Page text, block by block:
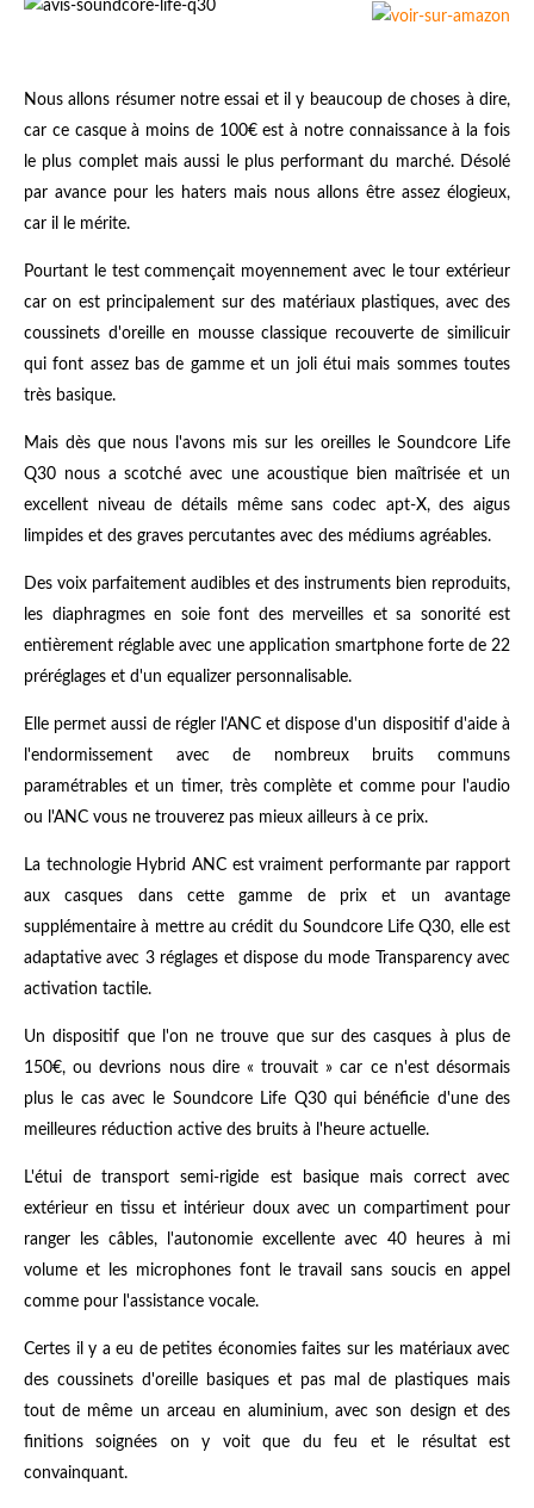
Nous allons résumer notre essai et il y beaucoup de choses à dire,
car ce casque à moins de 100€ est à notre connaissance à la fois
le plus complet mais aussi le plus performant du marché. Désolé
par avance pour les haters mais nous allons être assez élogieux,
car il le mérite.
Pourtant le test commençait moyennement avec le tour extérieur
car on est principalement sur des matériaux plastiques, avec des
coussinets d'oreille en mousse classique recouverte de similicuir
qui font assez bas de gamme et un joli étui mais sommes toutes
très basique.
Mais dès que nous l'avons mis sur les oreilles le Soundcore Life
Q30 nous a scotché avec une acoustique bien maîtrisée et un
excellent niveau de détails même sans codec apt-X, des aigus
limpides et des graves percutantes avec des médiums agréables.
Des voix parfaitement audibles et des instruments bien reproduits,
les diaphragmes en soie font des merveilles et sa sonorité est
entièrement réglable avec une application smartphone forte de 22
préréglages et d'un equalizer personnalisable.
Elle permet aussi de régler l'ANC et dispose d'un dispositif d'aide à
l'endormissement avec de nombreux bruits communs
paramétrables et un timer, très complète et comme pour l'audio
ou l'ANC vous ne trouverez pas mieux ailleurs à ce prix.
La technologie Hybrid ANC est vraiment performante par rapport
aux casques dans cette gamme de prix et un avantage
supplémentaire à mettre au crédit du Soundcore Life Q30, elle est
adaptative avec 3 réglages et dispose du mode Transparency avec
activation tactile.
Un dispositif que l'on ne trouve que sur des casques à plus de
150€, ou devrions nous dire « trouvait » car ce n'est désormais
plus le cas avec le Soundcore Life Q30 qui bénéficie d'une des
meilleures réduction active des bruits à l'heure actuelle.
L'étui de transport semi-rigide est basique mais correct avec
extérieur en tissu et intérieur doux avec un compartiment pour
ranger les câbles, l'autonomie excellente avec 40 heures à mi
volume et les microphones font le travail sans soucis en appel
comme pour l'assistance vocale.
Certes il y a eu de petites économies faites sur les matériaux avec
des coussinets d'oreille basiques et pas mal de plastiques mais
tout de même un arceau en aluminium, avec son design et des
finitions soignées on y voit que du feu et le résultat est
convainquant.